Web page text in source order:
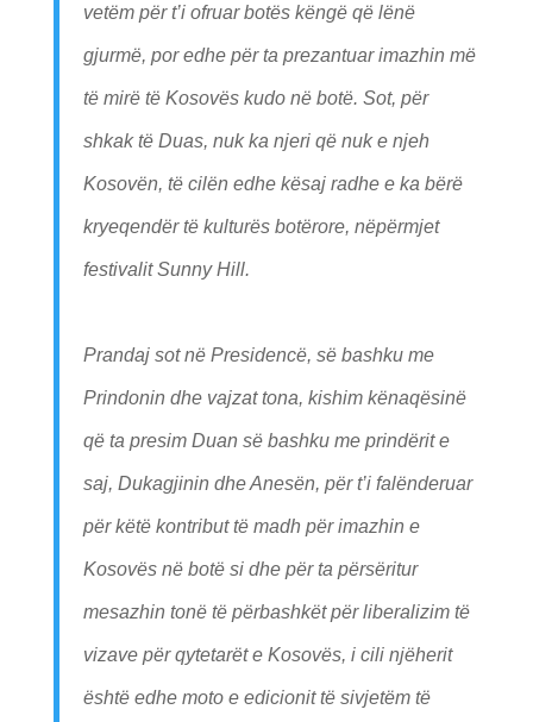
vetëm për t’i ofruar botës këngë që lënë
gjurmë, por edhe për ta prezantuar imazhin më
të mirë të Kosovës kudo në botë. Sot, për
shkak të Duas, nuk ka njeri që nuk e njeh
Kosovën, të cilën edhe kësaj radhe e ka bërë
kryeqendër të kulturës botërore, nëpërmjet
festivalit Sunny Hill.
Prandaj sot në Presidencë, së bashku me
Prindonin dhe vajzat tona, kishim kënaqësinë
që ta presim Duan së bashku me prindërit e
saj, Dukagjinin dhe Anesën, për t’i falënderuar
për këtë kontribut të madh për imazhin e
Kosovës në botë si dhe për ta përsëritur
mesazhin tonë të përbashkët për liberalizim të
vizave për qytetarët e Kosovës, i cili njëherit
është edhe moto e edicionit të sivjetëm të